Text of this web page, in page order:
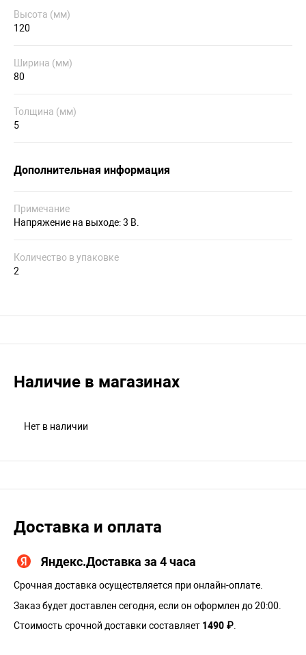
Высота (мм)
120
Ширина (мм)
80
Толщина (мм)
5
Дополнительная информация
Примечание
Напряжение на выходе: 3 В.
Количество в упаковке
2
Наличие в магазинах
Нет в наличии
Доставка и оплата
Яндекс.Доставка за 4 часа
Срочная доставка осуществляется при онлайн-оплате.
Заказ будет доставлен сегодня, если он оформлен до 20:00.
Стоимость срочной доставки составляет 1490 ₽